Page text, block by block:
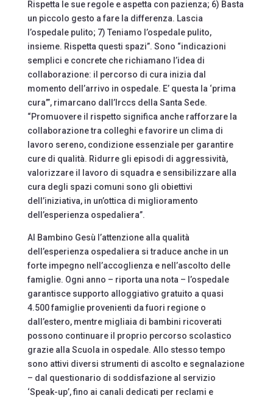
Rispetta le sue regole e aspetta con pazienza; 6) Basta
un piccolo gesto a fare la differenza. Lascia
l’ospedale pulito; 7) Teniamo l’ospedale pulito,
insieme. Rispetta questi spazi”. Sono “indicazioni
semplici e concrete che richiamano l’idea di
collaborazione: il percorso di cura inizia dal
momento dell’arrivo in ospedale. E’ questa la ‘prima
cura’”, rimarcano dall’Irccs della Santa Sede.
“Promuovere il rispetto significa anche rafforzare la
collaborazione tra colleghi e favorire un clima di
lavoro sereno, condizione essenziale per garantire
cure di qualità. Ridurre gli episodi di aggressività,
valorizzare il lavoro di squadra e sensibilizzare alla
cura degli spazi comuni sono gli obiettivi
dell’iniziativa, in un’ottica di miglioramento
dell’esperienza ospedaliera”.
Al Bambino Gesù l’attenzione alla qualità
dell’esperienza ospedaliera si traduce anche in un
forte impegno nell’accoglienza e nell’ascolto delle
famiglie. Ogni anno – riporta una nota – l’ospedale
garantisce supporto alloggiativo gratuito a quasi
4.500 famiglie provenienti da fuori regione o
dall’estero, mentre migliaia di bambini ricoverati
possono continuare il proprio percorso scolastico
grazie alla Scuola in ospedale. Allo stesso tempo
sono attivi diversi strumenti di ascolto e segnalazione
– dal questionario di soddisfazione al servizio
‘Speak-up’, fino ai canali dedicati per reclami e